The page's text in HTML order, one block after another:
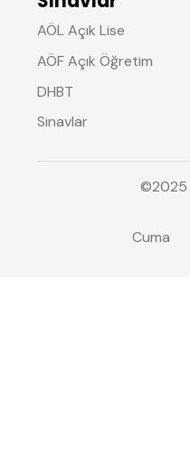
AÖL Açık Lise
AÖF Açık Öğretim
DHBT
Sınavlar
©2025
Cuma